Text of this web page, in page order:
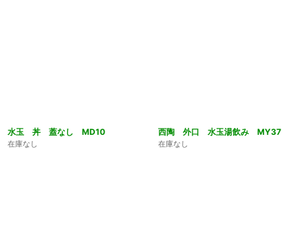
水玉 丼 蓋なし MD10
在庫なし
西陶 外口 水玉湯飲み MY37
在庫なし